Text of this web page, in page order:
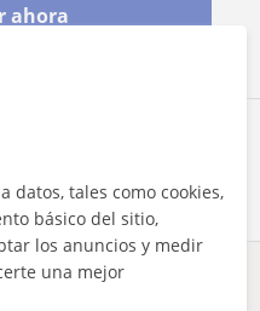
ahora
datos, tales como cookies,
básico del sitio,
los anuncios y medir
una mejor